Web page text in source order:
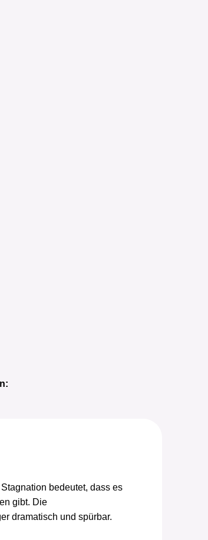
bedeutet, dass es
gibt. Die
dramatisch und spürbar.